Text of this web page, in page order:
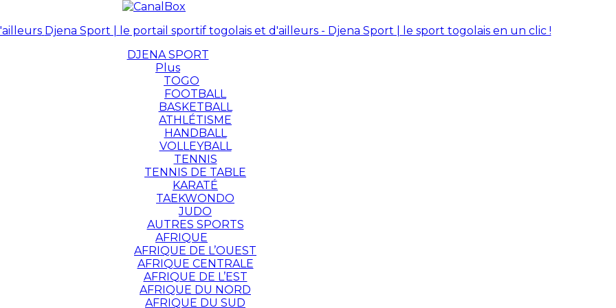
Djena Sport | le portail sportif togolais et d'ailleurs - Djena Sport | le sport togolais en un clic !
DJENA SPORT
Plus
TOGO
FOOTBALL
BASKETBALL
ATHLÉTISME
HANDBALL
VOLLEYBALL
TENNIS
TENNIS DE TABLE
KARATÉ
TAEKWONDO
JUDO
AUTRES SPORTS
AFRIQUE
AFRIQUE DE L’OUEST
AFRIQUE CENTRALE
AFRIQUE DE L’EST
AFRIQUE DU NORD
AFRIQUE DU SUD